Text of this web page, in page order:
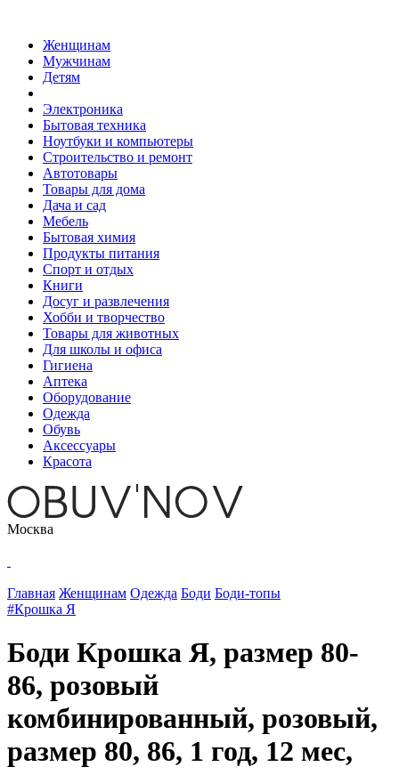
Женщинам
Мужчинам
Детям
Электроника
Бытовая техника
Ноутбуки и компьютеры
Строительство и ремонт
Автотовары
Товары для дома
Дача и сад
Мебель
Бытовая химия
Продукты питания
Спорт и отдых
Книги
Досуг и развлечения
Хобби и творчество
Товары для животных
Для школы и офиса
Гигиена
Аптека
Оборудование
Одежда
Обувь
Аксессуары
Красота
Москва
Главная Женщинам Одежда Боди Боди-топы
#Крошка Я
Боди Крошка Я, размер 80-
86, розовый
комбинированный, розовый,
размер 80, 86, 1 год, 12 мес,